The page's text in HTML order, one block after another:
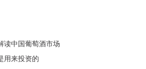
读中国葡萄酒市场
用来投资的